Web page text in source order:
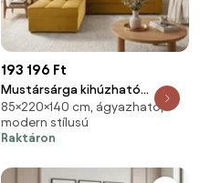
193 196 Ft
Mustársárga kihúzható
sarokkanapé ZENOVA 220 x 140
cm, kétoldalas
85×220×140 cm, ágyazható,
modern stílusú
Raktáron